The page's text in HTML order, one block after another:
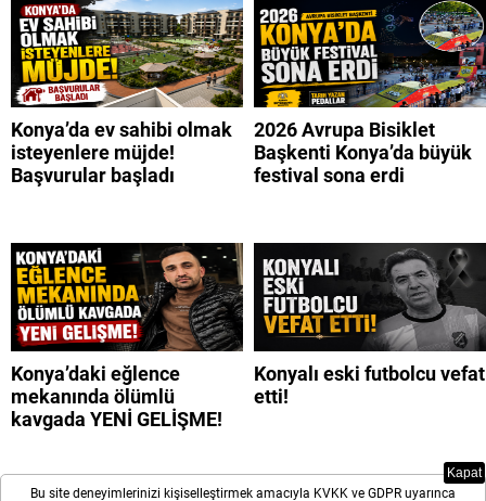
Konya’da ev sahibi olmak
isteyenlere müjde!
Başvurular başladı
2026 Avrupa Bisiklet
Başkenti Konya’da büyük
festival sona erdi
Konya’daki eğlence
mekanında ölümlü
kavgada YENİ GELİŞME!
Konyalı eski futbolcu vefat
etti!
Bu site deneyimlerinizi kişiselleştirmek amacıyla KVKK ve GDPR uyarınca
Kapat